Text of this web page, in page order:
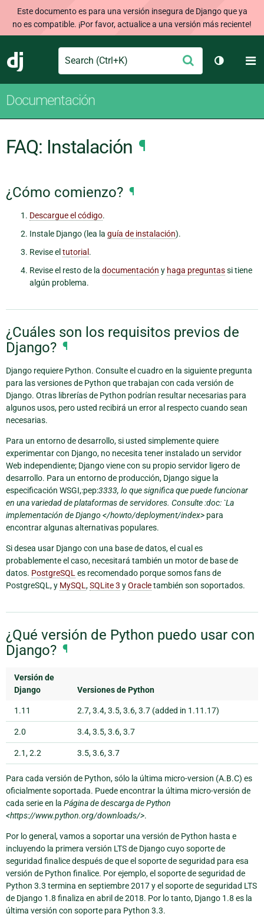
Este documento es para una versión insegura de Django que ya
no es compatible. ¡Por favor, actualice a una versión más reciente!
Django
Search Enviar
Cambiar
Documentación
FAQ: Instalación ¶
¿Cómo comienzo? ¶
Descargue el código.
Instale Django (lea la guía de instalación).
Revise el tutorial .
Revise el resto de la documentación y haga preguntassi tiene
algún problema.
¿Cuáles son los requisitos previos de
Django? ¶
Django requiere Python. Consulte el cuadro en la siguiente pregunta
para las versiones de Python que trabajan con cada versión de
Django. Otras librerías de Python podrían resultar necesarias para
algunos usos, pero usted recibirá un error al respecto cuando sean
necesarias.
Para un entorno de desarrollo, si usted simplemente quiere
experimentar con Django, no necesita tener instalado un servidor
Web independiente; Django viene con su propio servidor ligero de
desarrollo. Para un entorno de producción, Django sigue la
especificación WSGI,:pep:3333, lo que significa que puede funcionar
en una variedad de plataformas de servidores. Consulte :doc: `La
implementación de Django </howto/deployment/index> para
encontrar algunas alternativas populares.
Si desea usar Django con una base de datos, el cual es
probablemente el caso, necesitará también un motor de base de
datos. PostgreSQL es recomendado porque somos fans de
PostgreSQL, y MySQL ,SQLite 3 yOracletambién son soportados.
¿Qué versión de Python puedo usar con
Django? ¶
Versión de
Django
Versiones de Python
1.11 2.7, 3.4, 3.5, 3.6, 3.7 (added in 1.11.17)
2.0 3.4, 3.5, 3.6, 3.7
2.1, 2.2 3.5, 3.6, 3.7
Para cada versión de Python, sólo la última micro-version (A.B.C) es
oficialmente soportada. Puede encontrar la última micro-versión de
cada serie en la Página de descarga de Python
<https://www.python.org/downloads/>.
Por lo general, vamos a soportar una versión de Python hasta e
incluyendo la primera versión LTS de Django cuyo soporte de
seguridad finalice después de que el soporte de seguridad para esa
versión de Python finalice. Por ejemplo, el soporte de seguridad de
Python 3.3 termina en septiembre 2017 y el soporte de seguridad LTS
de Django 1.8 finaliza en abril de 2018. Por lo tanto, Django 1.8 es la
última versión con soporte para Python 3.3.